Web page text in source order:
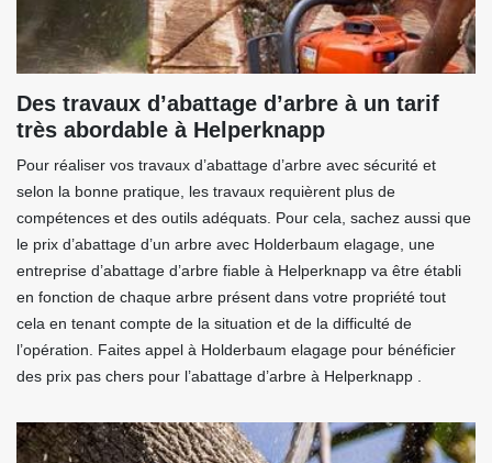
Des travaux d’abattage d’arbre à un tarif
très abordable à Helperknapp
Pour réaliser vos travaux d’abattage d’arbre avec sécurité et
selon la bonne pratique, les travaux requièrent plus de
compétences et des outils adéquats. Pour cela, sachez aussi que
le prix d’abattage d’un arbre avec Holderbaum elagage, une
entreprise d’abattage d’arbre fiable à Helperknapp va être établi
en fonction de chaque arbre présent dans votre propriété tout
cela en tenant compte de la situation et de la difficulté de
l’opération. Faites appel à Holderbaum elagage pour bénéficier
des prix pas chers pour l’abattage d’arbre à Helperknapp .